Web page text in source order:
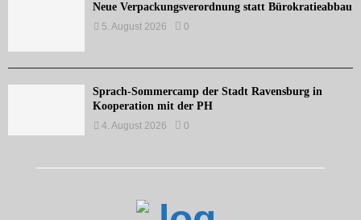
Neue Verpackungsverordnung statt Bürokratieabbau
5. August 2026 0
Sprach-Sommercamp der Stadt Ravensburg in
Kooperation mit der PH
4. August 2026 0